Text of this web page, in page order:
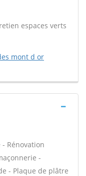
espaces verts
mont d or
Rénovation
-
- Plaque de plâtre